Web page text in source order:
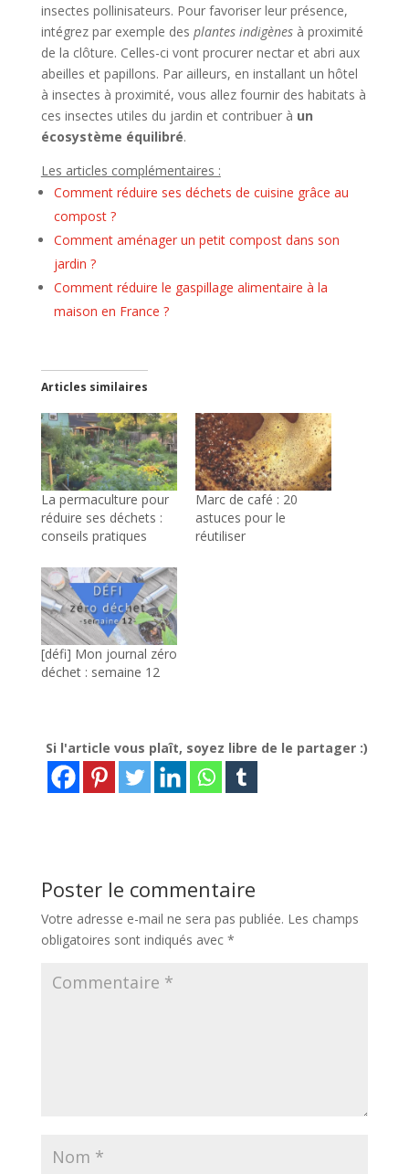
insectes pollinisateurs. Pour favoriser leur présence,
intégrez par exemple des plantes indigènesà proximité
de la clôture. Celles-ci vont procurer nectar et abri aux
abeilles et papillons. Par ailleurs, en installant un hôtel
à insectes à proximité, vous allez fournir des habitats à
ces insectes utiles du jardin et contribuer à un
écosystème équilibré.
Les articles complémentaires :
Comment réduire ses déchets de cuisine grâce au
compost ?
Comment aménager un petit compost dans son
jardin ?
Comment réduire le gaspillage alimentaire à la
maison en France ?
Articles similaires
La permaculture pour
réduire ses déchets :
conseils pratiques
Marc de café : 20
astuces pour le
réutiliser
[défi] Mon journal zéro
déchet : semaine 12
Si l'article vous plaît, soyez libre de le partager :)
Poster le commentaire
Votre adresse e-mail ne sera pas publiée. Les champs
obligatoires sont indiqués avec *